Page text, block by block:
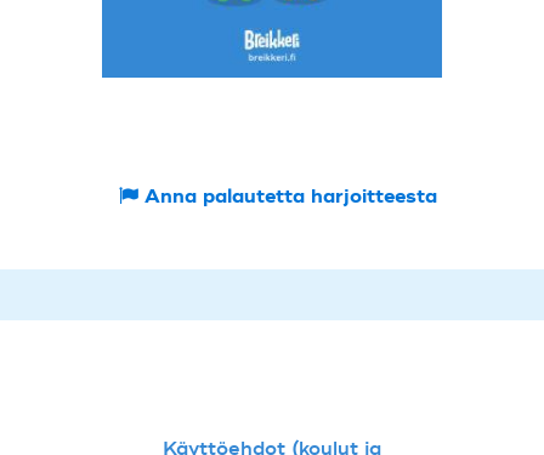
Anna palautetta harjoitteesta
Käyttöehdot (koulut ja